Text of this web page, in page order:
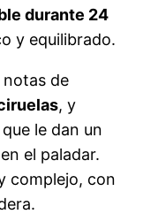
durante 24
y equilibrado.
notas de
, y
que le dan un
el paladar.
complejo, con